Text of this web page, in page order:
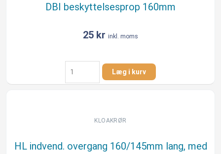
DBI beskyttelsesprop 160mm
25 kr inkl. moms
DBI
beskyttelsesprop
160mm
Læg i kurv
KLOAKRØR
HL indvend. overgang 160/145mm lang, med